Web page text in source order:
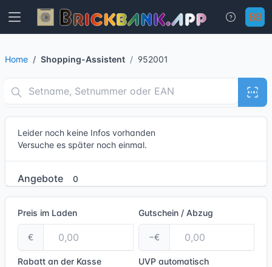
Home Shopping-Assistent 952001
Leider noch keine Infos vorhanden
Versuche es später noch einmal.
Angebote 0
Preis im Laden
€
Gutschein / Abzug
−€
Rabatt an der Kasse UVP automatisch